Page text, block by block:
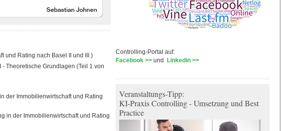
und Rating nach Basel II und III )
Theoretische Grundlagen (Teil 1 von
der Immobilienwirtschaft und Rating
in der Immobilienwirtschaft und Rating
Controlling-Portal auf:
Facebook >>und Linkedin >>
Veranstaltungs-Tipp:
KI-Praxis Controlling - Umsetzung und Best
Practice